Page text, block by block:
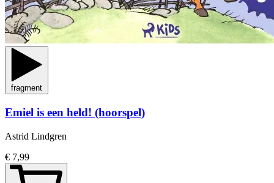
fragment
Emiel is een held! (hoorspel)
Astrid Lindgren
€ 7,99